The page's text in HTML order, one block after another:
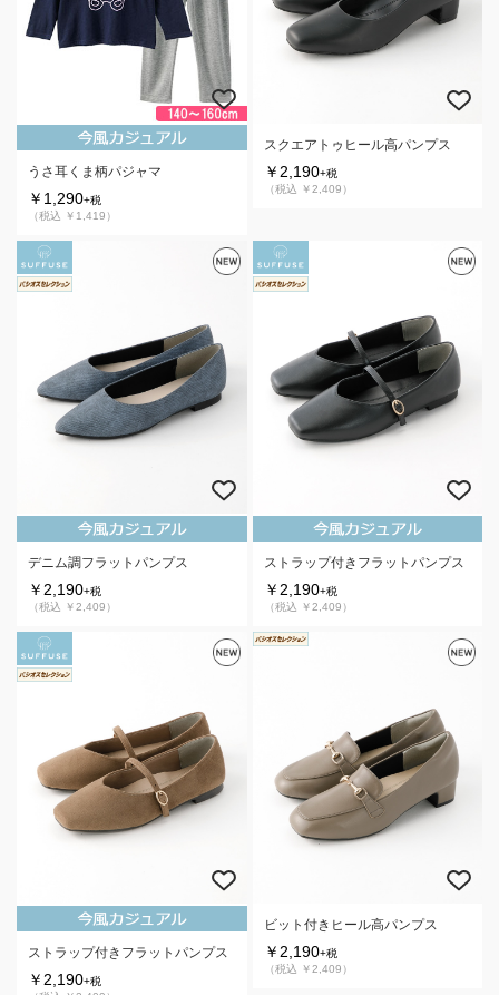
うさ耳くま柄パジャマ
￥1,290+税
（税込 ￥1,419）
スクエアトゥヒール高パンプス
￥2,190+税
（税込 ￥2,409）
デニム調フラットパンプス
￥2,190+税
（税込 ￥2,409）
ストラップ付きフラットパンプス
￥2,190+税
（税込 ￥2,409）
ストラップ付きフラットパンプス
￥2,190+税
ビット付きヒール高パンプス
￥2,190+税
（税込 ￥2,409）